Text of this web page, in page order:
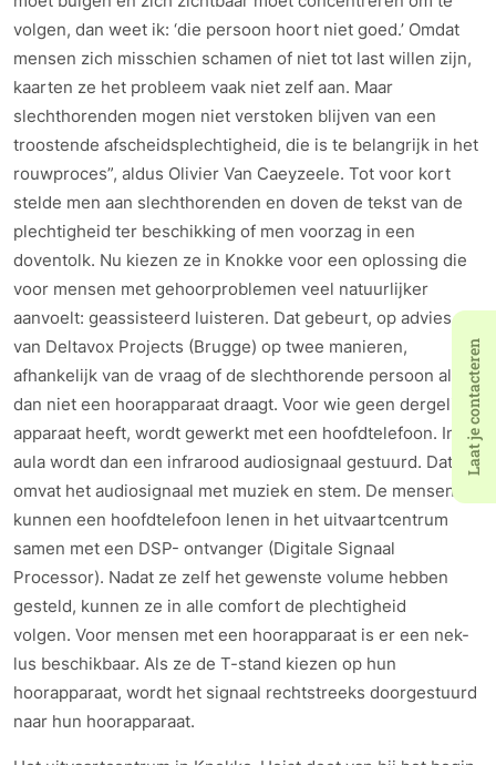
volgen, dan weet ik: ‘die persoon hoort niet goed.’ Omdat
mensen zich misschien schamen of niet tot last willen zijn,
kaarten ze het probleem vaak niet zelf aan. Maar
slechthorenden mogen niet verstoken blijven van een
troostende afscheidsplechtigheid, die is te belangrijk in het
rouwproces”, aldus Olivier Van Caeyzeele. Tot voor kort
stelde men aan slechthorenden en doven de tekst van de
plechtigheid ter beschikking of men voorzag in een
doventolk. Nu kiezen ze in Knokke voor een oplossing die
voor mensen met gehoorproblemen veel natuurlijker
aanvoelt: geassisteerd luisteren. Dat gebeurt, op advies
van Deltavox Projects (Brugge) op twee manieren,
afhankelijk van de vraag of de slechthorende persoon al
dan niet een hoorapparaat draagt. Voor wie geen dergelijk
apparaat heeft, wordt gewerkt met een hoofdtelefoon. In de
aula wordt dan een infrarood audiosignaal gestuurd. Dat
omvat het audiosignaal met muziek en stem. De mensen
kunnen een hoofdtelefoon lenen in het uitvaartcentrum
samen met een DSP- ontvanger (Digitale Signaal
Processor). Nadat ze zelf het gewenste volume hebben
gesteld, kunnen ze in alle comfort de plechtigheid
volgen. Voor mensen met een hoorapparaat is er een nek-
lus beschikbaar. Als ze de T-stand kiezen op hun
hoorapparaat, wordt het signaal rechtstreeks doorgestuurd
naar hun hoorapparaat.
Laat je contacteren